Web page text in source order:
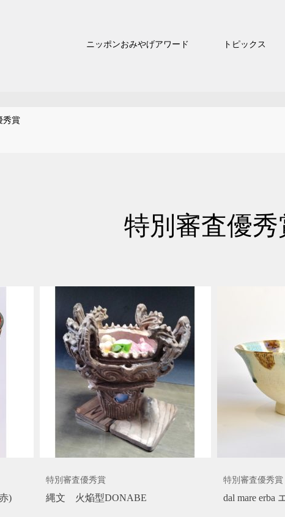
ニッポンおみやげアワード トピックス
秀賞
特別審査優秀
)
特別審査優秀賞
縄文 火焔型DONABE
特別審査優秀賞
dal mare erba